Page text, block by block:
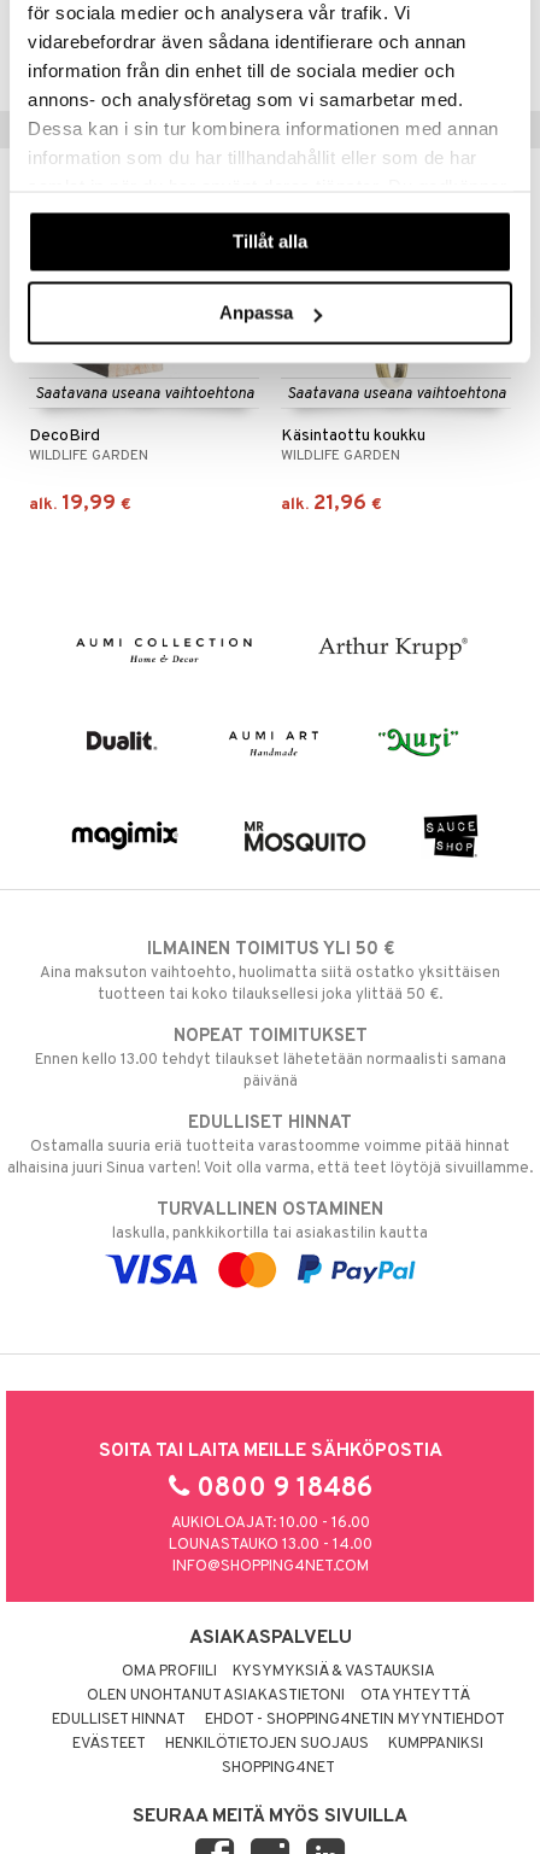
för sociala medier och analysera vår trafik. Vi
vidarebefordrar även sådana identifierare och annan
information från din enhet till de sociala medier och
annons- och analysföretag som vi samarbetar med.
Dessa kan i sin tur kombinera informationen med annan
information som du har tillhandahållit eller som de har
våra cookies vid fortsatt användande av vår webbplats.
Tillåt alla
Anpassa
Tuotenumero
ICC78-1-SQR
Vinkkejä sinulle
Saatavana useana vaihtoehtona
DecoBird
WILDLIFE GARDEN
alk. 19,99 €
Saatavana useana vaihtoehtona
Käsintaottu koukku
WILDLIFE GARDEN
alk. 21,96 €
ILMAINEN TOIMITUS YLI 50 €
Aina maksuton vaihtoehto, huolimatta siitä ostatko yksittäisen
tuotteen tai koko tilauksellesi joka ylittää 50 €.
NOPEAT TOIMITUKSET
Ennen kello 13.00 tehdyt tilaukset lähetetään normaalisti samana
päivänä
EDULLISET HINNAT
Ostamalla suuria eriä tuotteita varastoomme voimme pitää hinnat
alhaisina juuri Sinua varten! Voit olla varma, että teet löytöjä sivuillamme.
TURVALLINEN OSTAMINEN
laskulla, pankkikortilla tai asiakastilin kautta
SOITA TAI LAITA MEILLE SÄHKÖPOSTIA
0800 9 18486
AUKIOLOAJAT: 10.00 - 16.00
LOUNASTAUKO 13.00 - 14.00
INFO@SHOPPING4NET.COM
ASIAKASPALVELU
OMA PROFIILI
KYSYMYKSIÄ & VASTAUKSIA
OLEN UNOHTANUT ASIAKASTIETONI
OTA YHTEYTTÄ
EDULLISET HINNAT
EHDOT - SHOPPING4NETIN MYYNTIEHDOT
EVÄSTEET
HENKILÖTIETOJEN SUOJAUS
KUMPPANIKSI
SHOPPING4NET
SEURAA MEITÄ MYÖS SIVUILLA